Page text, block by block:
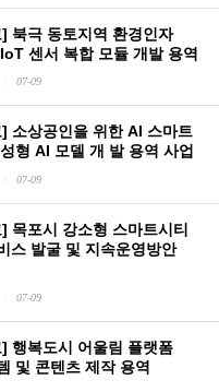
북극 동토지역 환경인자
센서 복합 모듈 개발 용역
07-09
소상공인을 위한 AI 스마트
형 AI 모델 개 발 용역 사업
07-09
목포시 강소형 스마트시티
스 발굴 및 지속운영방안
07-09
행복도시 어울림 플랫폼
및 콘텐츠 제작 용역